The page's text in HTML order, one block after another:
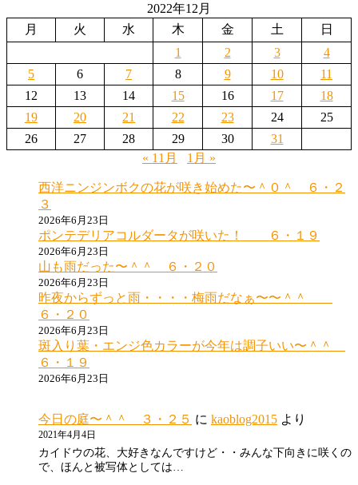
稿
ー
ジ
送
2022年12月
月
火 水 木 金 土
日
1
2 3
4
5
6 7 8 9 10
11
12
13 14 15 16 17
18
19
20 21 22 23 24
25
26
27 28 29 30
31
« 11月
1月 »
西洋ニンジンボクの花が咲き始めた〜＾０＾ ６・２
３
2026年6月23日
ポンテデリアコルダータが咲いた！ ６・１９
2026年6月23日
山も雨だった〜＾＾ ６・２０
2026年6月23日
昨夜からずっと雨・・・・梅雨だなぁ〜〜＾＾
６・２０
2026年6月23日
斑入り葉・エンジ色カラーが今年は調子いい〜＾＾
６・１９
2026年6月23日
今日の庭〜＾＾ ３・２５ に kaoblog2015 より
2021年4月4日
カイドウの花、大好きなんですけど・・みんな下向きに咲くの
で、ほんと被写体としては…